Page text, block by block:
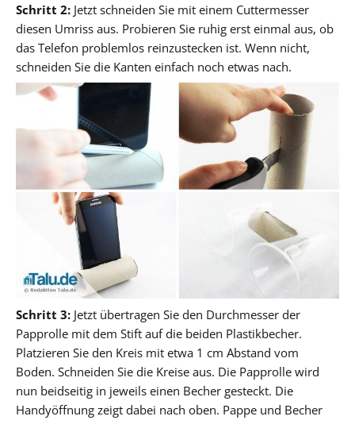
Schritt 2: Jetzt schneiden Sie mit einem Cuttermesser
diesen Umriss aus. Probieren Sie ruhig erst einmal aus, ob
das Telefon problemlos reinzustecken ist. Wenn nicht,
schneiden Sie die Kanten einfach noch etwas nach.
Schritt 3: Jetzt übertragen Sie den Durchmesser der
Papprolle mit dem Stift auf die beiden Plastikbecher.
Platzieren Sie den Kreis mit etwa 1 cm Abstand vom
Boden. Schneiden Sie die Kreise aus. Die Papprolle wird
nun beidseitig in jeweils einen Becher gesteckt. Die
Handyöffnung zeigt dabei nach oben. Pappe und Becher